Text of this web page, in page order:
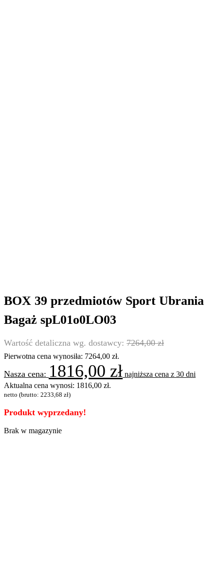
BOX 39 przedmiotów Sport Ubrania
Bagaż spL01o0LO03
7264,00zł
Pierwotna cena wynosiła: 7264,00 zł.
1816,00 zł najniższa cena z 30 dni
Aktualna cena wynosi: 1816,00 zł.
netto (brutto: 2233,68 zł)
Produkt wyprzedany!
Brak w magazynie